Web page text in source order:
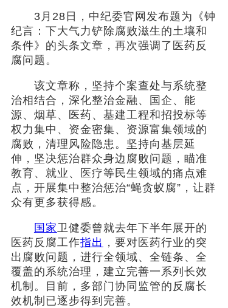
3月28日，中纪委官网发布题为《钟
纪言：下大气力铲除腐败滋生的土壤和
条件》的头条文章，再次强调了医药反
腐问题。
该文章称，坚持个案查处与系统整
治相结合，深化整治金融、国企、能
源、烟草、医药、基建工程和招投标等
权力集中、资金密集、资源富集领域的
腐败，清理风险隐患。坚持向基层延
伸，坚决惩治群众身边腐败问题，瞄准
教育、就业、医疗等民生领域的痛点难
点，开展集中整治惩治“蝇贪蚁腐”，让群
众有更多获得感。
国家卫健委曾就去年下半年展开的
医药反腐工作指出 ，要对医药行业的突
出腐败问题，进行全领域、全链条、全
覆盖的系统治理，建立完善一系列长效
机制。目前，多部门协同监管的反腐长
效机制已逐步得到完善。